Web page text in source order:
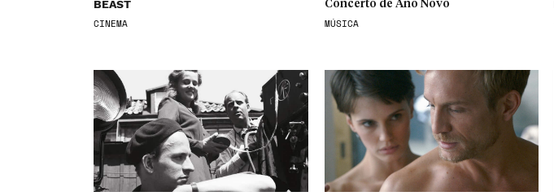
BEAST
CINEMA
Concerto de Ano Novo
MÚSICA